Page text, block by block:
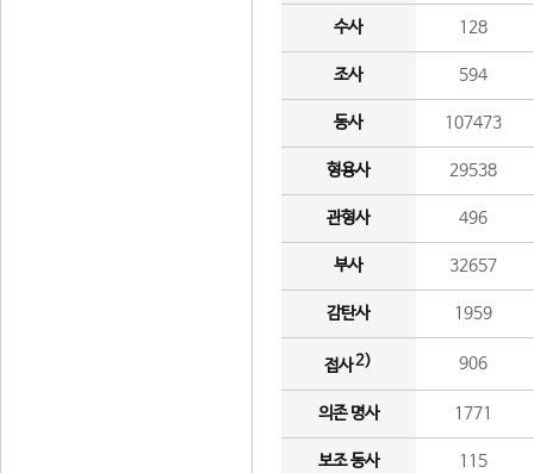
수사 128
조사 594
동사 107473
형용사 29538
관형사 496
부사 32657
감탄사 1959
접사2) 906
의존 명사 1771
보조 동사 115